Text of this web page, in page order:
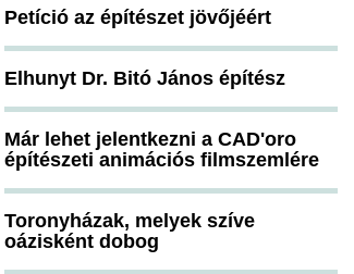
Petíció az építészet jövőjéért
Elhunyt Dr. Bitó János építész
Már lehet jelentkezni a CAD'oro
építészeti animációs filmszemlére
Toronyházak, melyek szíve
oázisként dobog